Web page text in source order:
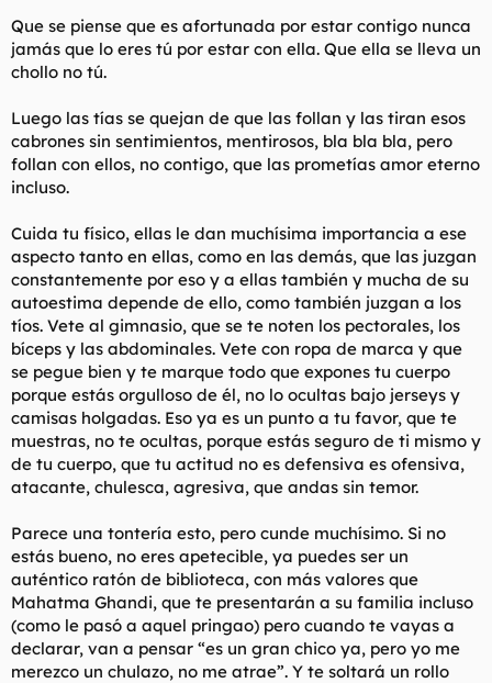
la sociedad no se lo exige.
Búscate una sudamericana, una centroamericana, Asíatica del
paises hasta aprecian las cosas que haces por ellas. Hasta te
hacen desear hacer más cosas por ellas porque buscan
merecerselo, en vez de sentir que lo tienen por derecho y
exigirlo por nada. Incluso a algunas de ellas les gustal sexo,
disfrutan del sexo, y no te hacen saltar por 20 aros para ello, y
Y porque algunas de ellas vienen de paises donde los hombres
no son unas nenazas feministas y metrosexuales, incluso
aprecian a los hombres que son buenos. Puedes ser el buen
hombre que una vez fuiste sin problemas.
Las mujeres de hoy no respetan a los hombres. Piensan que los
hombres son idiotas y deben ser manipulados y se sienten
justificadas en manipular a los hombres porque lo racionalizan
a través de su falso sentido de superioridad.
La mayoría de las mujeres quieren tener a un hombre que les
pague su diversión. La diferencia es que en el llamado Tercer
Mundo las mujeres nos lo repagan haciéndonos sentir bien, y lo
consideramos un intercambio justo, igual que nuestros abuelos
lo mismo que han tenido las mujeres desde siempre pero
además el derecho de usar a los hombres cómo esclavos
inútiles y alfombras. Si, estoy seguro de que muchas mujeres
extranjeras piden que las mantengas, pero te lo repagan con
amabilidad, atención, y un subidón de ego. Las mujeres
occidentales repagan la generosidad con quejas, drama, y
mala ostia. Exigen un mayor precio por una experiencia
Que se piense que es afortunada por estar contigo nunca
jamás que lo eres tú por estar con ella. Que ella se lleva un
chollo no tú.
Luego las tías se quejan de que las follan y las tiran esos
cabrones sin sentimientos, mentirosos, bla bla bla, pero
follan con ellos, no contigo, que las prometías amor eterno
incluso.
Cuida tu físico, ellas le dan muchísima importancia a ese
aspecto tanto en ellas, como en las demás, que las juzgan
constantemente por eso y a ellas también y mucha de su
autoestima depende de ello, como también juzgan a los
tíos. Vete al gimnasio, que se te noten los pectorales, los
bíceps y las abdominales. Vete con ropa de marca y que
se pegue bien y te marque todo que expones tu cuerpo
porque estás orgulloso de él, no lo ocultas bajo jerseys y
camisas holgadas. Eso ya es un punto a tu favor, que te
muestras, no te ocultas, porque estás seguro de ti mismo y
de tu cuerpo, que tu actitud no es defensiva es ofensiva,
atacante, chulesca, agresiva, que andas sin temor.
Parece una tontería esto, pero cunde muchísimo. Si no
estás bueno, no eres apetecible, ya puedes ser un
auténtico ratón de biblioteca, con más valores que
Mahatma Ghandi, que te presentarán a su familia incluso
(como le pasó a aquel pringao) pero cuando te vayas a
declarar, van a pensar “es un gran chico ya, pero yo me
merezco un chulazo, no me atrae”. Y te soltará un rollo